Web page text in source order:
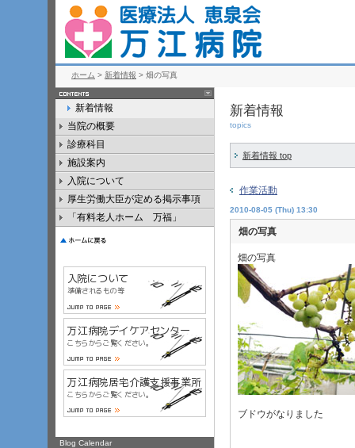
ホーム > 新着情報 > 畑の写真
新着情報
topics
新着情報 top
作業活動
2010-08-05 (Thu) 13:30
畑の写真
畑の写真
ブドウがなりました
新着情報
当院の概要
診療科目
施設案内
入院について
厚生労働大臣が定める掲示事項
「有料老人ホーム 万福」
Blog Calendar